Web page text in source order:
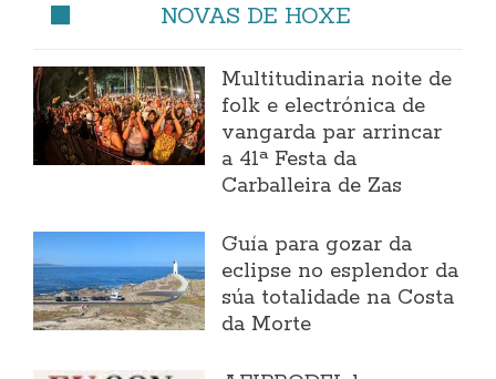
NOVAS DE HOXE
Multitudinaria noite de
folk e electrónica de
vangarda par arrincar
a 41ª Festa da
Carballeira de Zas
Guía para gozar da
eclipse no esplendor da
súa totalidade na Costa
da Morte